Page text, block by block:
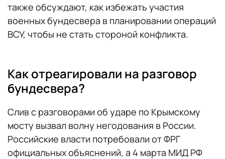
также обсуждают, как избежать участия
военных бундесвера в планировании операций
ВСУ, чтобы не стать стороной конфликта.
Как отреагировали на разговор
бундесвера?
Слив с разговорами об ударе по Крымскому
мосту вызвал волну негодования в России.
Российские власти потребовали от ФРГ
официальных объяснений, а 4 марта МИД РФ